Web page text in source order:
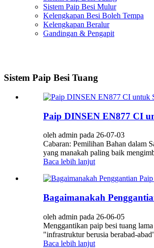
Sistem Paip Besi Mulur
Kelengkapan Besi Boleh Tempa
Kelengkapan Beralur
Gandingan & Pengapit
Sistem Paip Besi Tuang
Paip DINSEN EN877 CI
oleh admin pada 26-07-03
Cabaran: Pemilihan Bahan dalam
yang manakah paling baik
Baca lebih lanjut
Bagaimanakah
oleh admin pada 26-06-05
Menggantikan paip besi tuang
"infrastruktur berusia berabad-
Baca lebih lanjut